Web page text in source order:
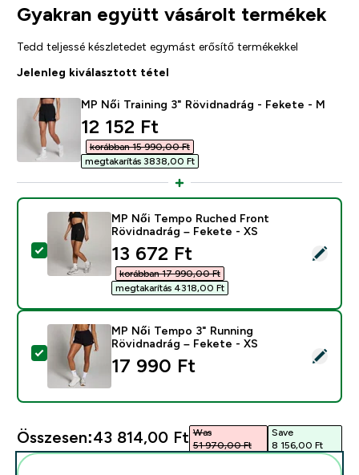
Gyakran együtt vásárolt termékek
Tedd teljessé készletedet egymást erősítő termékekkel
Jelenleg kiválasztott tétel
MP Női Training 3" Rövidnadrág - Fekete - M
discounted price
12 152 Ft‎
korábban 15 990,00 Ft‎
megtakarítás 3838,00 Ft‎
Termék kiválasztása - MP Női Tempo Ruched Front
MP Női Tempo Ruched Front
Rövidnadrág – Fekete - XS
discounted price
13 672 Ft‎
korábban 17 990,00 Ft‎
megtakarítás 4318,00 Ft‎
Termék kiválasztása - MP Női Tempo 3" Running
MP Női Tempo 3" Running
Rövidnadrág – Fekete - XS
17 990 Ft‎
Összesen:43 814,00 Ft‎ Was
51 970,00 Ft‎
Save
8 156,00 Ft‎